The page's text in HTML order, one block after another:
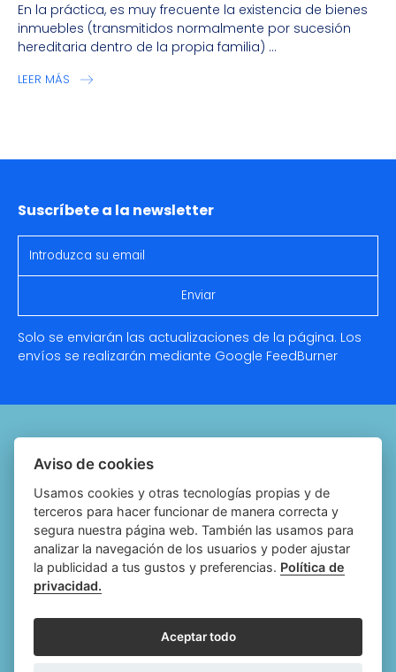
En la práctica, es muy frecuente la existencia de bienes
inmuebles (transmitidos normalmente por sucesión
hereditaria dentro de la propia familia) ...
LEER MÁS
Suscríbete a la newsletter
Solo se enviarán las actualizaciones de la página. Los
envíos se realizarán mediante Google FeedBurner
Política de cookies
Política de privacidad
Aviso legal
Configurar cookies
Aviso de cookies
Usamos cookies y otras tecnologías propias y de
terceros para hacer funcionar de manera correcta y
segura nuestra página web. También las usamos para
analizar la navegación de los usuarios y poder ajustar
la publicidad a tus gustos y preferencias. Política de
privacidad.
Aceptar todo